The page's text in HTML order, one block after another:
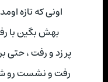
اونی که تازه
بهش بگین با
پر زد و رفت ،
رفت و نشست رو